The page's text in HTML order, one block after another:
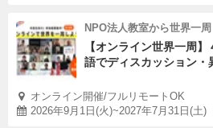
NPO法人教室から世界一周
【オンライン世界一周
語でディスカッション・
オンライン開催/フルリモートOK
2026年9月1日(火)~2027年7月31日(土)